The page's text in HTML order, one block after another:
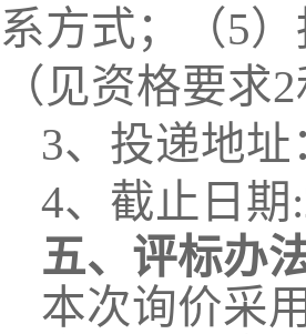
系方式；（5
（见资格要求2
3、投递地
4、截止日期
五、评标办
本次询价采